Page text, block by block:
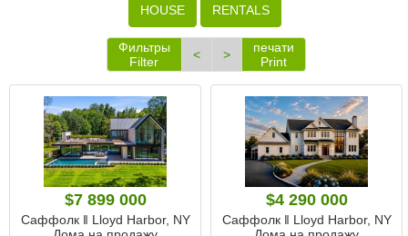
HOUSE
RENTALS
Фильтры
Filter
< >
печати
Print
$7 899 000
Саффолк ‖ Lloyd Harbor, NY
$4 290 000
Саффолк ‖ Lloyd Harbor, NY